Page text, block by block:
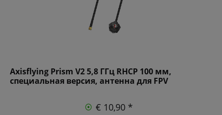
Axisflying Prism V2 5,8 ГГц RHCP 100 мм,
специальная версия, антенна для FPV
€ 10,90 *